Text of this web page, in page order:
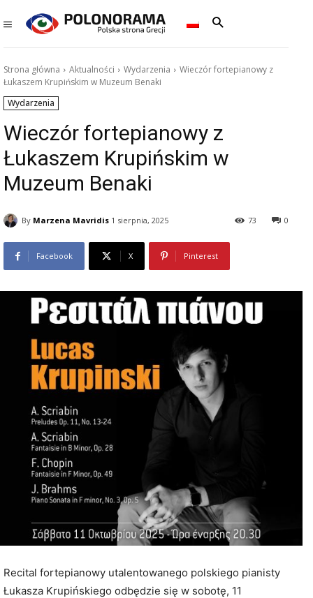
Strona główna Aktualności Wydarzenia
Wieczór fortepianowy z
Łukaszem Krupińskim w Muzeum Benaki
Wydarzenia
Wieczór fortepianowy z
Łukaszem Krupińskim w
Muzeum Benaki
By Marzena Mavridis 1 sierpnia, 2025 0
73
Facebook X Pinterest
Recital fortepianowy utalentowanego polskiego pianisty
Łukasza Krupińskiego odbędzie się w sobotę, 11